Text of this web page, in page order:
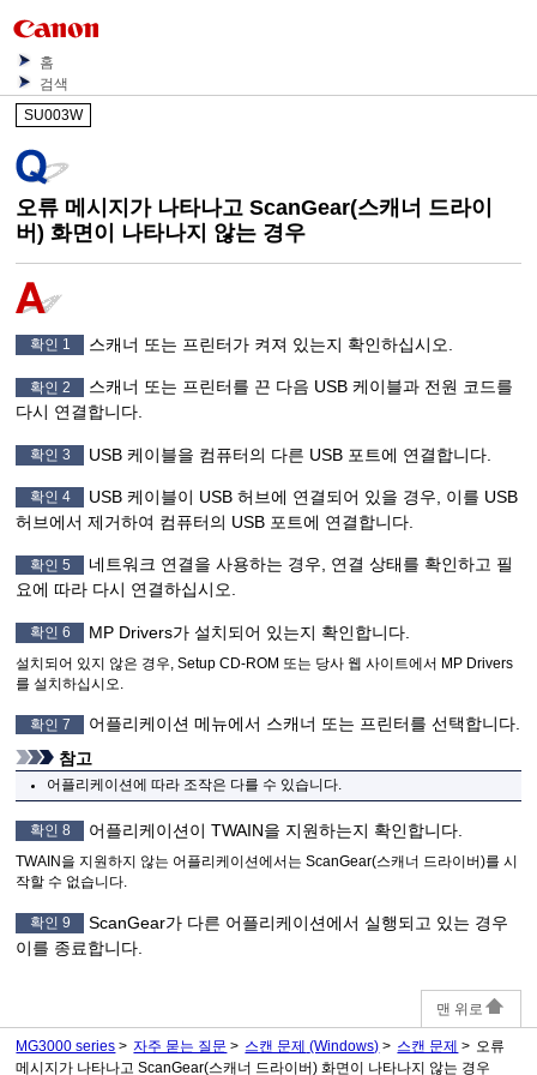
홈
검색
SU003W
오류 메시지가 나타나고ScanGear(스캐너 드라이
버) 화면이 나타나지 않는 경우
확인 1 스캐너 또는 프린터가 켜져 있는지 확인하십시오.
확인 2 스캐너 또는 프린터를 끈 다음 USB 케이블과 전원 코드를
다시 연결합니다.
확인 3 USB 케이블을 컴퓨터의 다른 USB 포트에 연결합니다.
확인 4 USB 케이블이 USB 허브에 연결되어 있을 경우, 이를 USB
허브에서 제거하여 컴퓨터의 USB 포트에 연결합니다.
확인 5
네트워크 연결을 사용하는 경우, 연결 상태를 확인하고 필
요에 따라 다시 연결하십시오.
확인 6 MP Drivers가 설치되어 있는지 확인합니다.
설치되어 있지 않은 경우,Setup CD-ROM 또는 당사 웹 사이트에서 MP Drivers
를 설치하십시오.
확인 7 어플리케이션 메뉴에서 스캐너 또는 프린터를 선택합니다.
참고
어플리케이션에 따라 조작은 다를 수 있습니다.
확인 8 어플리케이션이TWAIN을 지원하는지 확인합니다.
TWAIN 을 지원하지 않는 어플리케이션에서는ScanGear(스캐너 드라이버)를 시
작할 수 없습니다.
확인 9 ScanGear가 다른 어플리케이션에서 실행되고 있는 경우
이를 종료합니다.
맨 위로
MG3000 series 자주 묻는 질문 스캔 문제 (Windows) 스캔 문제
오류
메시지가 나타나고 ScanGear(스캐너 드라이버) 화면이 나타나지 않는 경우